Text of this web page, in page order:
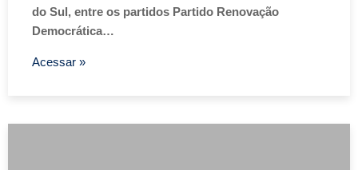
do Sul, entre os partidos Partido Renovação
Democrática…
Acessar »